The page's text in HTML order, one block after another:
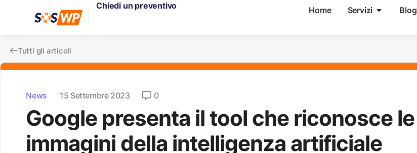
Home Servizi Blog
Chiedi un preventivo
Tutti gli articoli
News 15 Settembre 2023 0
Google presenta il tool che riconosce le
immagini della intelligenza artificiale